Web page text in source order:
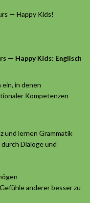
— Happy Kids: Englisch
in denen
Kompetenzen
und lernen Grammatik
Dialoge und
anderer besser zu